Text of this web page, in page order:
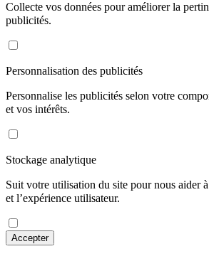
Collecte vos données pour améliorer la
publicités.
Personnalisation des publicités
Personnalise les publicités selon votre
et vos intérêts.
Stockage analytique
Suit votre utilisation du site pour nous aider
et l’expérience utilisateur.
Accepter